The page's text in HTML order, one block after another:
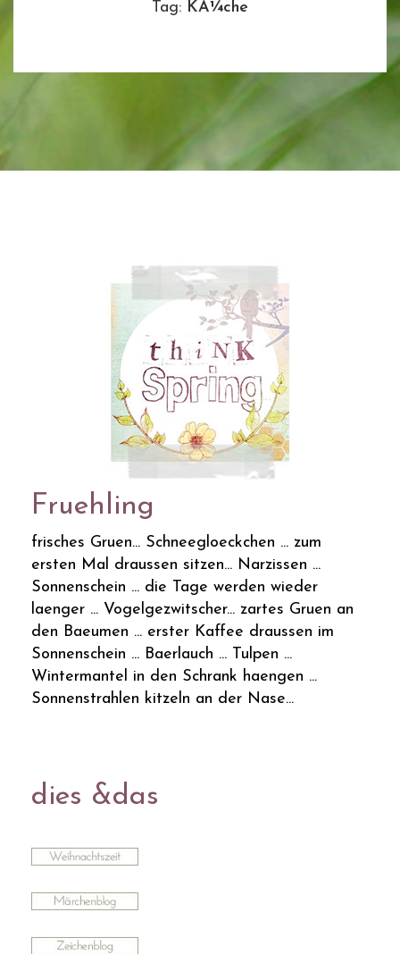
Tag: KÃ¼che
Fruehling
frisches Gruen... Schneegloeckchen ... zum
ersten Mal draussen sitzen... Narzissen ...
Sonnenschein ... die Tage werden wieder
laenger ... Vogelgezwitscher... zartes Gruen an
den Baeumen ... erster Kaffee draussen im
Sonnenschein ... Baerlauch ... Tulpen ...
Wintermantel in den Schrank haengen ...
Sonnenstrahlen kitzeln an der Nase...
dies &das